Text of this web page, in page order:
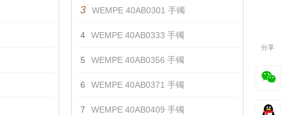
3 WEMPE 40AB0301 手镯
4 WEMPE 40AB0333 手镯
5 WEMPE 40AB0356 手镯
6 WEMPE 40AB0371 手镯
7 WEMPE 40AB0409 手镯
分享